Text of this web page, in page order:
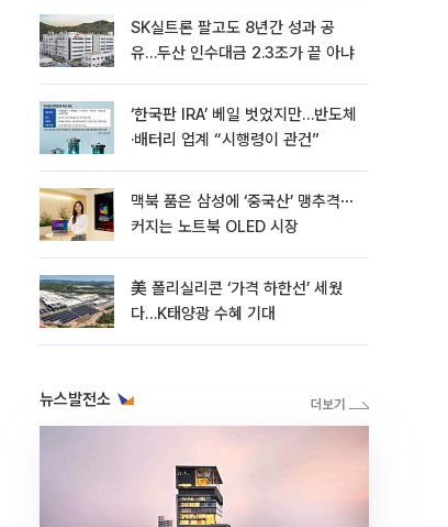
SK실트론 팔고도 8년간 성과 공
유…두산 인수대금 2.3조가 끝 아냐
‘한국판 IRA’ 베일 벗었지만…반도체
·배터리 업계 “시행령이 관건”
맥북 품은 삼성에 ‘중국산’ 맹추격⋯
커지는 노트북 OLED 시장
美 폴리실리콘 ‘가격 하한선’ 세웠
다…K태양광 수혜 기대
뉴스발전소